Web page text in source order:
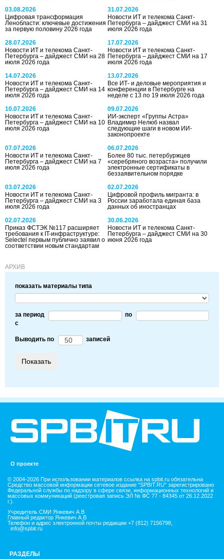
03.08.2026
Цифровая трансформация
Ленобласти: ключевые достижения
за первую половину 2026 года
31.07.2026
Новости ИТ и телекома Санкт-
Петербурга – дайджест СМИ на 31
июля 2026 года
28.07.2026
Новости ИТ и телекома Санкт-
Петербурга – дайджест СМИ на 28
июля 2026 года
17.07.2026
Новости ИТ и телекома Санкт-
Петербурга – дайджест СМИ на 17
июля 2026 года
14.07.2026
Новости ИТ и телекома Санкт-
Петербурга – дайджест СМИ на 14
июля 2026 года
13.07.2026
Все ИТ- и деловые мероприятия и
конференции в Петербурге на
неделе с 13 по 19 июля 2026 года
10.07.2026
Новости ИТ и телекома Санкт-
Петербурга – дайджест СМИ на 10
июля 2026 года
09.07.2026
ИИ-эксперт «Группы Астра»
Владимир Нелюб назвал
следующие шаги в новом ИИ-
законопроекте
07.07.2026
Новости ИТ и телекома Санкт-
Петербурга – дайджест СМИ на 7
июля 2026 года
06.07.2026
Более 80 тыс. петербуржцев
«серебряного возраста» получили
электронные сертификаты в
беззаявительном порядке
03.07.2026
Новости ИТ и телекома Санкт-
Петербурга – дайджест СМИ на 3
июля 2026 года
02.07.2026
Цифровой профиль мигранта: в
России заработала единая база
данных об иностранцах
02.07.2026
Приказ ФСТЭК №117 расширяет
требования к IT-инфраструктуре:
Selectel первым публично заявил о
соответствии новым стандартам
30.06.2026
Новости ИТ и телекома Санкт-
Петербурга – дайджест СМИ на 30
июня 2026 года
АРХИВ
показать материалы типа
за период
c
по
Выводить по записей
О проекте
© 2004-2026 При использовании материалов ссылка на spbit.ru обязательна
Средство массовой информации сетевое издание "SPBIT.RU" зарегистрировано
Федеральной службы по надзору в сфере связи, информационных технологий и
массовых коммуникаций (реестровая запись ЭЛ № ФС 77 - 84345 от 26.12.2022
г.).
Учредитель СМИ Янкевич А.В
Главный редактор Янкевич А.В
Телефон и адрес электронной почты редакции +7 (812) 7156798,
info@spbit.ru
РАЗДЕЛЫ